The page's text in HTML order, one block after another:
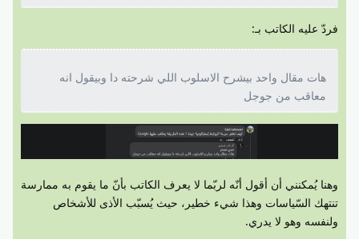
فردّ عليه الكاتب بـ:
هات مقال واحد بيشرح الاسلوب اللي شرحته دا وبيقول انه
معاقب من جوجل
وهنا يُمكنني أن أقول أنّه لربّما لا يعرف الكاتب بأنّ ما يقوم به ممارسة
تنتهك السّياسات وهذا شيء خطير، حيث يُسبّب الأذى للأشخاص
ولنفسه وهو لا يدري.